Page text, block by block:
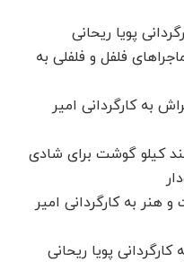
پویا ریحانی
فلفل و فلفلی به
به کارگردانی امیر
کیلو گوشت برای شادی
هنر به کارگردانی امیر
پویا ریحانی